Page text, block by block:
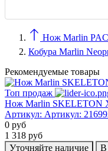
Нож Marlin
Кобура Marlin
Рекомендуемые товары
Топ продаж
Нож Marlin SKELETON
Артикул: Артикул:
0 руб
1 318 руб
Уточняйте наличие
В